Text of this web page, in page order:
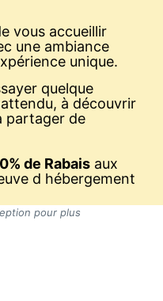
vous accueillir
une ambiance
unique.
quelque
à découvrir
partager de
de Rabais aux
d hébergement
pour plus